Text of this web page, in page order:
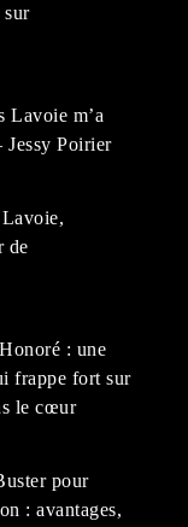
sur
Lavoie m’a
Jessy Poirier
de
: une
frappe fort sur
le cœur
pour
: avantages,